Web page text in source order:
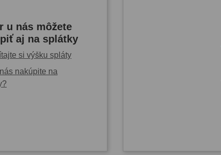
u nás môžete
aj na splátky
si výšku spláty
nakúpite na